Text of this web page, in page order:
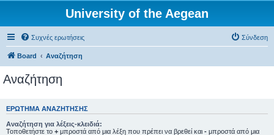
University of the Aegean
Συχνές ερωτήσεις Σύνδεση
Board Αναζήτηση
Αναζήτηση
ΕΡΏΤΗΜΑ ΑΝΑΖΉΤΗΣΗΣ
Αναζήτηση για λέξεις-κλειδιά:
Τοποθετήστε το + μπροστά από μια λέξη που πρέπει να βρεθεί και - μπροστά από μια